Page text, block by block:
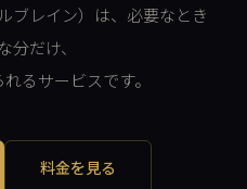
ブレイン）は、必要なとき
分だけ、
るサービスです。
料金を見る